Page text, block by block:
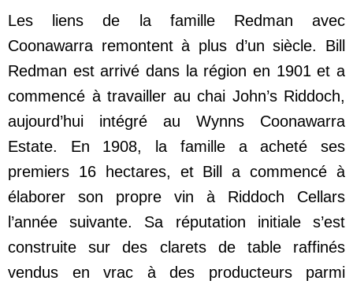
Les liens de la famille Redman avec
Coonawarra remontent à plus d’un siècle. Bill
Redman est arrivé dans la région en 1901 et a
commencé à travailler au chai John’s Riddoch,
aujourd’hui intégré au Wynns Coonawarra
Estate. En 1908, la famille a acheté ses
premiers 16 hectares, et Bill a commencé à
élaborer son propre vin à Riddoch Cellars
l’année suivante. Sa réputation initiale s’est
construite sur des clarets de table raffinés
vendus en vrac à des producteurs parmi